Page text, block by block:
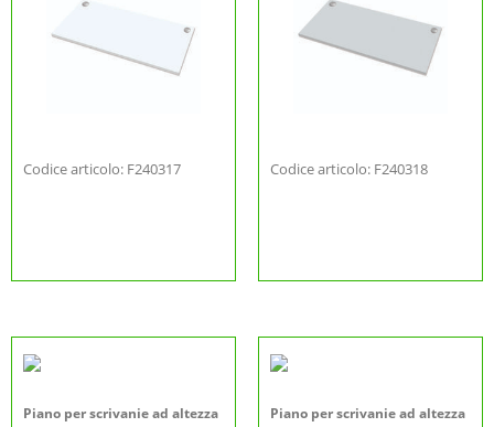
Codice articolo: F240317 Codice articolo: F240318
Piano per scrivanie ad altezza
Piano per scrivanie ad altezza